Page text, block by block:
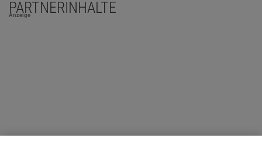
PARTNERINHALTE
Anzeige